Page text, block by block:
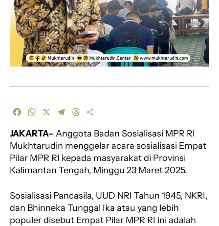
c
e
b
o
o
W
a
t
s
p
l
e
g
a
r
e
a
d
s
a
r
e
JAKARTA– Anggota Badan Sosialisasi MPR RI
Mukhtarudin menggelar acara sosialisasi Empat
Pilar MPR RI kepada masyarakat di Provinsi
Kalimantan Tengah, Minggu 23 Maret 2025.
Sosialisasi Pancasila, UUD NRI Tahun 1945, NKRI,
dan Bhinneka Tunggal Ika atau yang lebih
populer disebut Empat Pilar MPR RI ini adalah